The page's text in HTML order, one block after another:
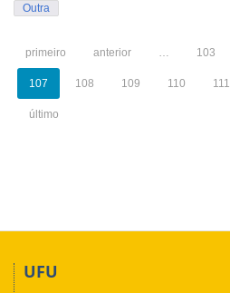
Outra
primeiro anterior … 103
107 108 109 110 111
último
UFU